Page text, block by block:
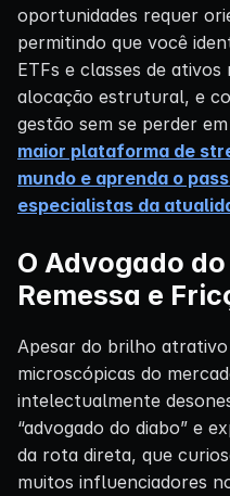
oportunidades requer
permitindo que você
ETFs e classes de
alocação estrutural, e
gestão sem se perder
maior plataforma de
mundo e aprenda o
especialistas da
O Advogado
Remessa e
Apesar do brilho
microscópicas do
intelectualmente
“advogado do diabo” e
da rota direta, que
muitos influenciadores